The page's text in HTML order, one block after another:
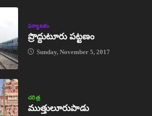
పర్యాటకం
ప్రొద్దుటూరు పట్టణం
Sunday, November 5, 2017
చరిత్ర
ముత్తులూరుపాడు